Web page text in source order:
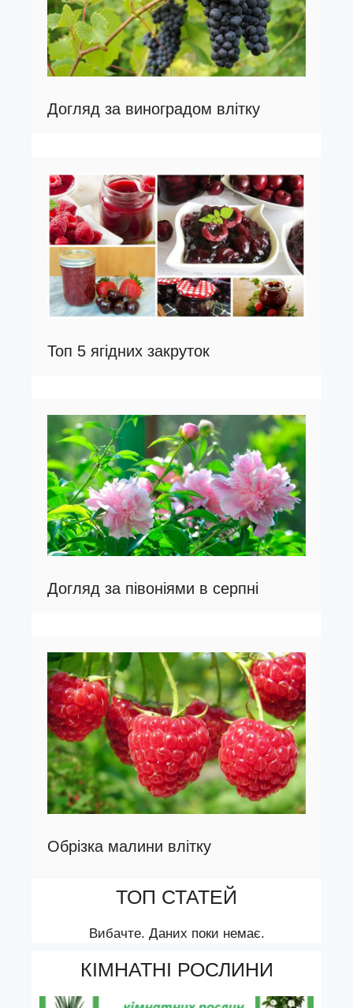
Догляд за виноградом влітку
Топ 5 ягідних закруток
Догляд за півоніями в серпні
Обрізка малини влітку
ТОП СТАТЕЙ
Вибачте. Даних поки немає.
КІМНАТНІ РОСЛИНИ